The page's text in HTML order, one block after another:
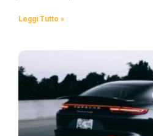
Leggi Tutto »